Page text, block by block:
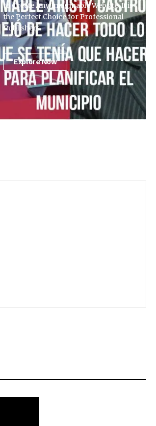
to Create Any Imaginable Website. It is
the Perfect Choice for Professional
Publishers.
Explore Now